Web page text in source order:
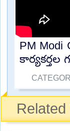
PM Modi
Related